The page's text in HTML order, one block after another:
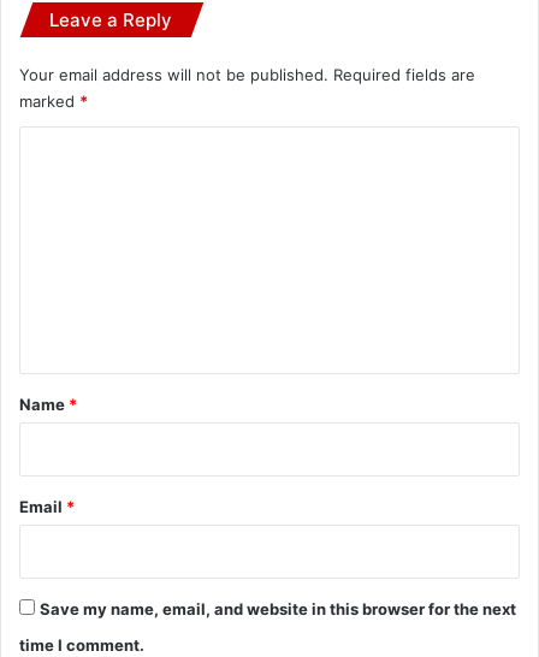
Leave a Reply
Your email address will not be published. Required fields are
marked *
*
Name *
Email *
Save my name, email, and website in this browser for the next
time I comment.